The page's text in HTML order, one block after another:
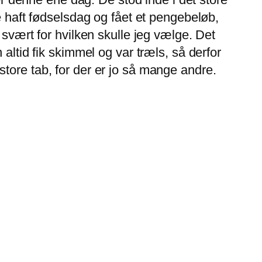
fødselsdag og fået et pengebeløb,
for hvilken skulle jeg vælge. Det
altid fik skimmel og var træls, så derfor
tab, for der er jo så mange andre.